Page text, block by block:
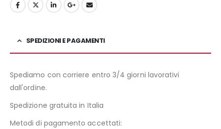
SPEDIZIONI E PAGAMENTI
Spediamo con corriere entro 3/4 giorni lavorativi
dall'ordine.
Spedizione gratuita in Italia
Metodi di pagamento accettati: